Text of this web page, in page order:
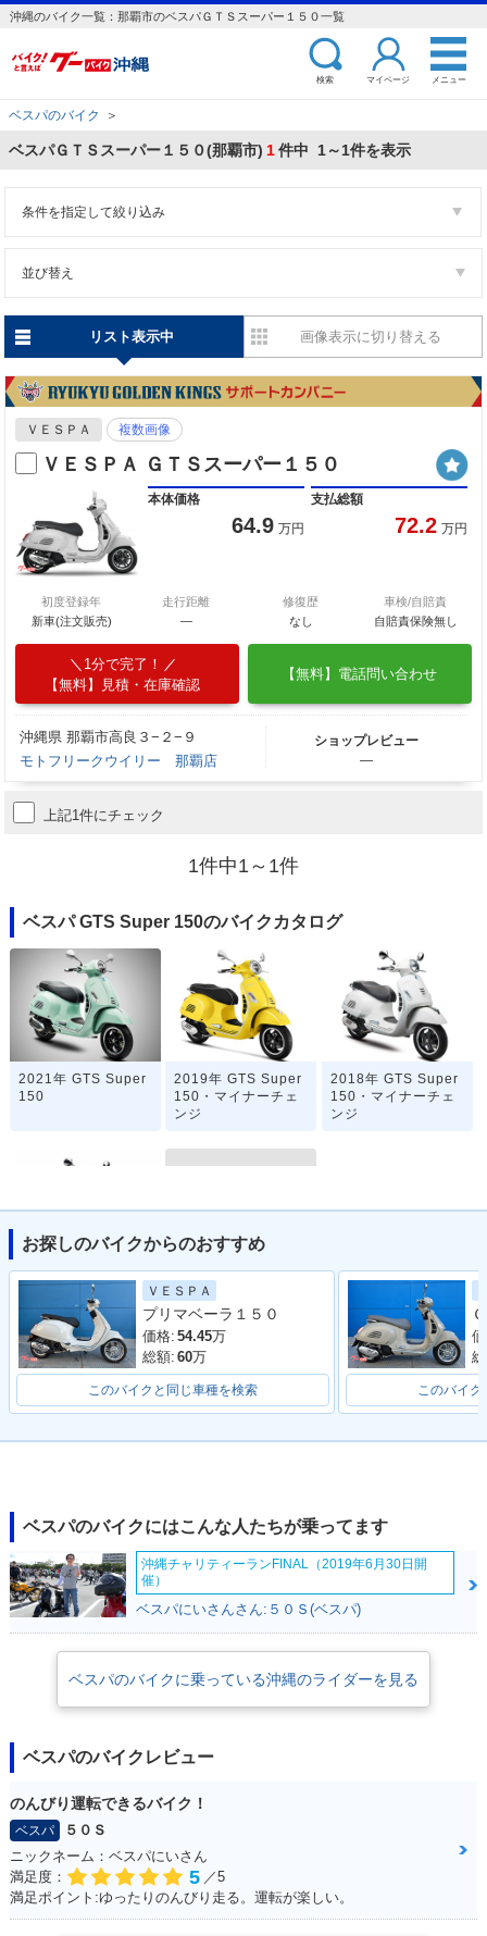
沖縄のバイク一覧：那覇市のベスパＧＴＳスーパー１５０一覧
検索 マイページ メニュー
ベスパのバイク ＞
ベスパＧＴＳスーパー１５０(那覇市) 1件中 1～1件を表示
条件を指定して絞り込み
並び替え
リスト表示中 画像表示に切り替える
ＶＥＳＰＡ 複数画像
ＶＥＳＰＡ ＧＴＳスーパー１５０
本体価格
64.9 万円
支払総額
72.2 万円
初度登録年
新車(注文販売)
走行距離
―
修復歴
なし
車検/自賠責
自賠責保険無し
1分で完了！
【無料】見積・在庫確認
【無料】電話問い合わせ
沖縄県 那覇市高良３−２−９
モトフリークウイリー 那覇店
ショップレビュー
―
上記1件にチェック
1件中1～1件
ベスパ GTS Super 150のバイクカタログ
2021年 GTS Super
150
2019年 GTS Super
150・マイナーチェ
ンジ
2018年 GTS Super
150・マイナーチェ
ンジ
2014年 GTS Super
150・新登場
GTS150 Super i-ge
t
お探しのバイクからのおすすめ
ＶＥＳＰＡ
プリマベーラ１５０
価格: 54.45万
総額: 60万
このバイクと同じ車種を検索 このバイ
ベスパのバイクにはこんな人たちが乗ってます
沖縄チャリティーランFINAL（2019年6月30日開
催）
ベスパにいさんさん:５０Ｓ(ベスパ)
ベスパのバイクに乗っている沖縄のライダーを見る
ベスパのバイクレビュー
のんびり運転できるバイク！
ベスパ
５０Ｓ
ニックネーム：ベスパにいさん
満足度：
5 ／5
満足ポイント:ゆったりのんびり走る。運転が楽しい。